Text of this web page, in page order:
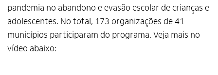
pandemia no abandono e evasão escolar de crianças e
adolescentes. No total, 173 organizações de 41
municípios participaram do programa. Veja mais no
vídeo abaixo: